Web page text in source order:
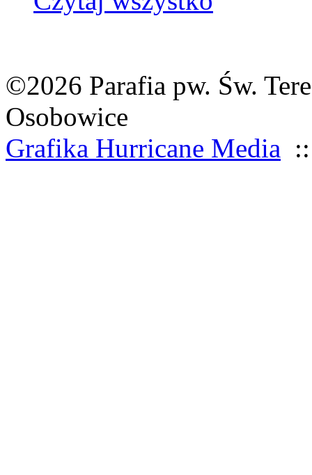
©2026 Parafia pw. Św.
Osobowice
Grafika Hurricane Media